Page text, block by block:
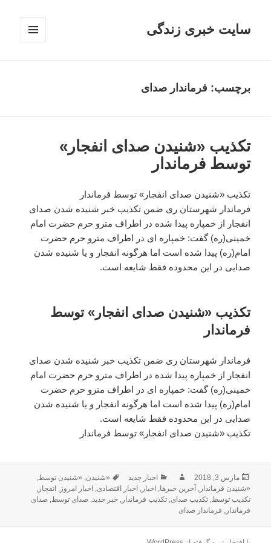
سایت خبری زندگی
برچسب: فرماندار صدای
تکذیب «شنیدن صدای انفجار»
توسط فرماندار
تکذیب «شنیدن صدای انفجار» توسط فرماندار
فرماندار شهرستان ری ضمن تکذیب خبر شنیده شدن صدای
انفجار از خمپاره پیدا شده در اطراف مترو حرم حضرت امام
خمینی(ره) گفت: خمپاره ای در اطراف مترو حرم حضرت
امام(ره) پیدا شده است اما هرگونه انفجار و یا شنیده شدن
صدایی در این محدوده فقط شایعه است.
تکذیب «شنیدن صدای انفجار» توسط
فرماندار
فرماندار شهرستان ری ضمن تکذیب خبر شنیده شدن صدای
انفجار از خمپاره پیدا شده در اطراف مترو حرم حضرت امام
خمینی(ره) گفت: خمپاره ای در اطراف مترو حرم حضرت
امام(ره) پیدا شده است اما هرگونه انفجار و یا شنیده شدن
صدایی در این محدوده فقط شایعه است.
تکذیب «شنیدن صدای انفجار» توسط فرماندار
ارسال
شده
در
مارس 3, 2018 نویسندهدسته‌ها
اخبار جدید برچسب‌ها
«شنیدن, «شنیدن توسط,
«شنیدن فرماندار, آخرین خبرها, اخبار, اخبار اقتصادی, اخبار امروز, انفجار,
تکذیب توسط,تکذیب صدای,تکذیب فرماندار,خبر جدید,صدای توسط,صدای
فرماندار, فرماندار صدای